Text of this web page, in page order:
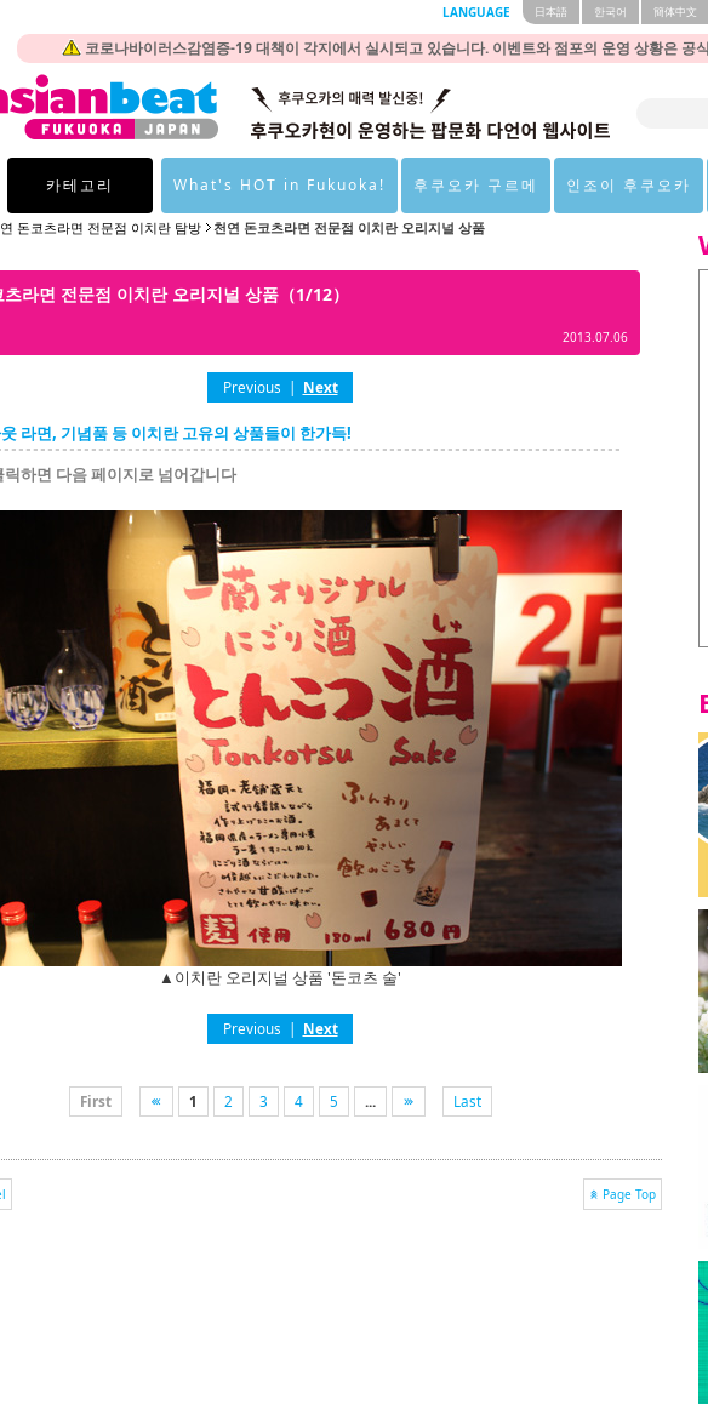
코로나바이러스감염증-19 대책이 각지에서 실시되고 있습니다. 이벤트와 점포의 운영 상황은 공
LANGUAGE 日本語 한국어 簡体中文
카테고리 What's HOT in Fukuoka! 후쿠오카 구르메 인조이 후쿠오카
돈코츠라면 전문점 이치란 탐방 천연 돈코츠라면 전문점 이치란 오리지널 상품
라면 전문점 이치란 오리지널 상품（1/12）
2013.07.06
Previous | Next
라면, 기념품 등 이치란 고유의 상품들이 한가득!
릭하면 다음 페이지로 넘어갑니다
▲이치란 오리지널 상품 '돈코츠 술'
Previous | Next
First 1 2 3 4 5 ... Last
Page Top